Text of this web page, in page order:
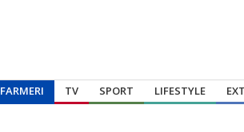
FARMERI TV SPORT LIFESTYLE